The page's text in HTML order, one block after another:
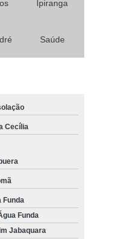
Aeb
Cnh
da Cnh
Cnh
Ipiranga
Saúde
Cecília
Funda
Funda
Jabaquara